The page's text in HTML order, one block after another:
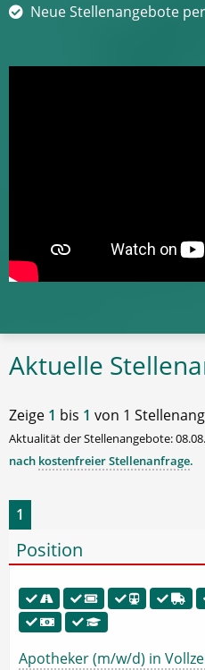
Neue Stellenangebote
Aktuelle
Zeige 1 bis 1 von 1
Aktualität der Stellenangebote:
nach kostenfreier Stellenanfrage.
1
Position
Apotheker (m/w/d) in